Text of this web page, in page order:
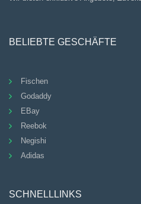
BELIEBTE GESCHÄFTE
Fischen
Godaddy
EBay
Reebok
Negishi
Adidas
SCHNELLLINKS